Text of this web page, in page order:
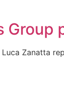
Group
Zanatta